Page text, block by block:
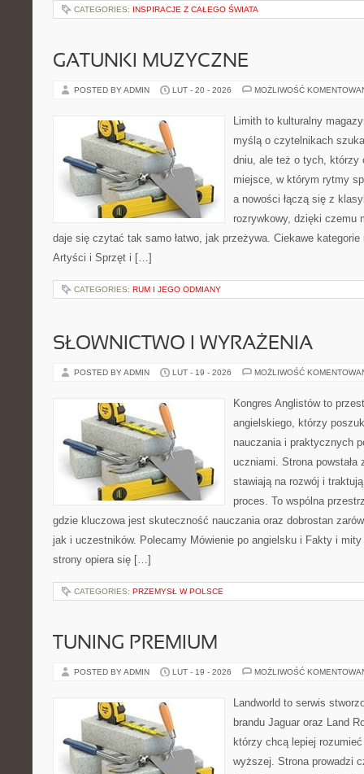
CATEGORIES: INSPIRACJE Z CAŁEGO ŚWIATA
GATUNKI MUZYCZNE
POSTED BY ADMIN LUT - 20 - 2026 MOŻLIWOŚĆ
Limith to kulturalny
myślą o czytelnikach
dniu, ale też o tych, którzy
miejsce, w którym rytmy
a nowości łączą się z
rozrywkowy, dzięki czemu
daje się czytać tak samo łatwo, jak przeżywa. Ciekawe kategorie
Artyści i Sprzęt i […]
CATEGORIES: RUM I JEGO ODMIANY
SŁOWNICTWO I WYRAŻENIA
POSTED BY ADMIN LUT - 19 - 2026 MOŻLIWOŚĆ
Kongres Anglistów to
angielskiego, którzy
nauczania i praktycznych
uczniami. Strona
stawiają na rozwój i
proces. To wspólna
gdzie kluczowa jest skuteczność nauczania oraz dobrostan
jak i uczestników. Polecamy Mówienie po angielsku i Fakty i
strony opiera się […]
CATEGORIES: PRZEMYSŁ W POLSCE
TUNING PREMIUM
POSTED BY ADMIN LUT - 19 - 2026 MOŻLIWOŚĆ
Landworld to serwis
brandu Jaguar oraz Land
którzy chcą lepiej
wyższej. Strona prowadzi